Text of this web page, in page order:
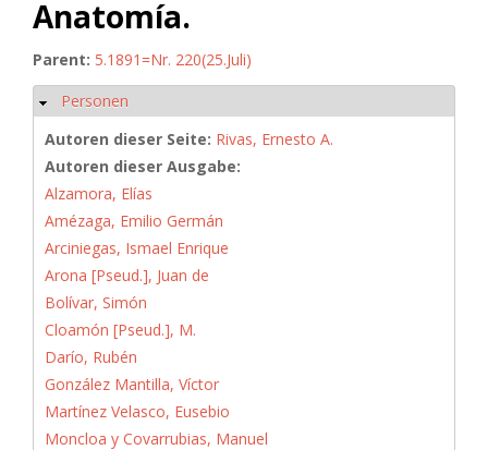
Anatomía.
Parent: 5.1891=Nr. 220(25.Juli)
Ausblenden
Personen
Autoren dieser Seite: Rivas, Ernesto A.
Autoren dieser Ausgabe:
Alzamora, Elías
Amézaga, Emilio Germán
Arciniegas, Ismael Enrique
Arona [Pseud.], Juan de
Bolívar, Simón
Cloamón [Pseud.], M.
Darío, Rubén
González Mantilla, Víctor
Martínez Velasco, Eusebio
Moncloa y Covarrubias, Manuel